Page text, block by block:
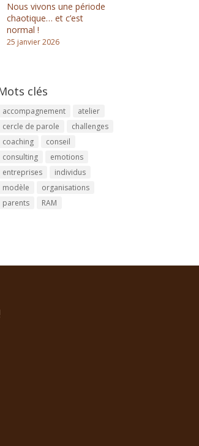
Nous vivons une période
chaotique… et c’est
normal !
25 janvier 2026
clés
accompagnement
atelier
cercle de parole
challenges
coaching
conseil
consulting
emotions
entreprises
individus
modèle
organisations
parents
RAM